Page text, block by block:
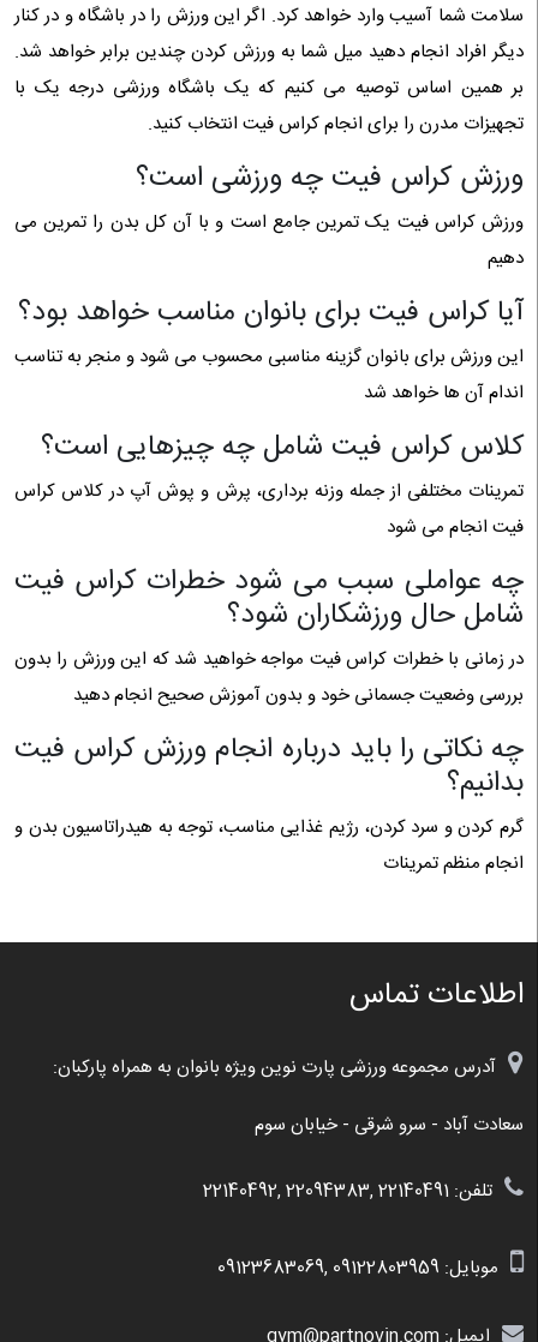
سلامت شما آسیب وارد خواهد کرد. اگر این ورزش را در باشگاه و در کنار
دیگر افراد انجام دهید میل شما به ورزش کردن چندین برابر خواهد شد.
بر همین اساس توصیه می کنیم که یک باشگاه ورزشی درجه یک با
تجهیزات مدرن را برای انجام کراس فیت انتخاب کنید.
ورزش کراس فیت چه ورزشی است؟
ورزش کراس فیت یک تمرین جامع است و با آن کل بدن را تمرین می
دهیم
آیا کراس فیت برای بانوان مناسب خواهد بود؟
این ورزش برای بانوان گزینه مناسبی محسوب می شود و منجر به تناسب
اندام آن ها خواهد شد
کلاس کراس فیت شامل چه چیزهایی است؟
تمرینات مختلفی از جمله وزنه برداری، پرش و پوش آپ در کلاس کراس
فیت انجام می شود
چه عواملی سبب می شود خطرات کراس فیت
شامل حال ورزشکاران شود؟
در زمانی با خطرات کراس فیت مواجه خواهید شد که این ورزش را بدون
بررسی وضعیت جسمانی خود و بدون آموزش صحیح انجام دهید
چه نکاتی را باید درباره انجام ورزش کراس فیت
بدانیم؟
گرم کردن و سرد کردن، رژیم غذایی مناسب، توجه به هیدراتاسیون بدن و
انجام منظم تمرینات
اطلاعات تماس
آدرس مجموعه ورزشی پارت نوین ویژه بانوان به همراه پارکبان:
سعادت آباد - سرو شرقی - خیابان سوم
تلفن: 22140491 ,22094383 ,22140492
موبایل: 09122803959
,
09123683069